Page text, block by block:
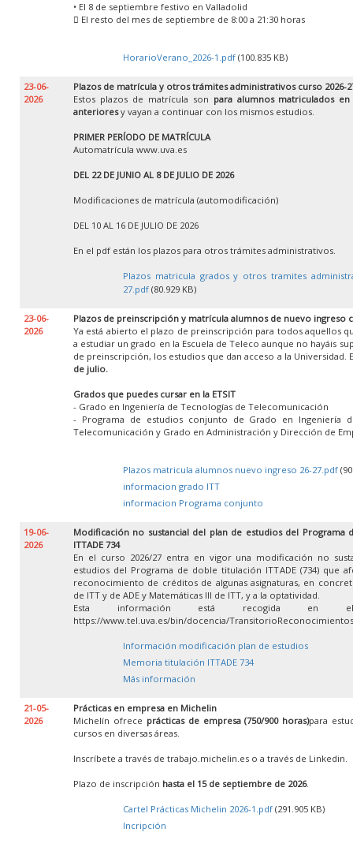
• El 8 de septiembre festivo en Valladolid
 El resto del mes de septiembre de 8:00 a 21:30 horas
HorarioVerano_2026-1.pdf (100.835 KB)
23-06-
2026
Plazos de matrícula y otros trámites administrativos curso 2026-
Estos plazos de matrícula son para alumnos matriculados
anterioresy vayan a continuar con los mismos estudios.
PRIMER PERÍODO DE MATRÍCULA
Automatrícula www.uva.es
DEL 22 DE JUNIO AL 8 DE JULIO DE 2026
Modificaciones de matrícula (automodificación)
DEL 10 AL 16 DE JULIO DE 2026
En el pdf están los plazos para otros trámites administrativos.
Plazos matricula grados y otros tramites
27.pdf (80.929 KB)
23-06-
2026
Plazos de preinscripción y matrícula alumnos de nuevo ingreso
Ya está abierto el plazo de preinscripción para todos aquellos
a estudiar un grado en la Escuela de Teleco aunque no hayáis
de preinscripción, los estudios que dan acceso a la Universidad.
de julio.
Grados que puedes cursar en la ETSIT
- Grado en Ingeniería de Tecnologías de Telecomunicación
- Programa de estudios conjunto de Grado en Ingeniería
Telecomunicación y Grado en Administración y Dirección de
Plazos matricula alumnos nuevo ingreso 26-27.pdf
informacion grado ITT
informacion Programa conjunto
19-06-
2026
Modificación no sustancial del plan de estudios del Programa
ITTADE 734
En el curso 2026/27 entra en vigor una modificación no
estudios del Programa de doble titulación ITTADE (734) que
reconocimiento de créditos de algunas asignaturas, en
de ITT y de ADE y Matemáticas III de ITT, y a la optatividad.
Esta información está recogida en el
https://www.tel.uva.es/bin/docencia/
Información modificación plan de estudios
Memoria titulación ITTADE 734
Más información
21-05-
2026
Prácticas en empresa en Michelin
Michelín ofrece prácticas de empresa (750/900 horas)para
cursos en diversas áreas.
Inscríbete a través de trabajo.michelin.es o a través de Linkedin.
Plazo de inscripción hasta el 15 de septiembre de 2026.
Cartel Prácticas Michelin 2026-1.pdf (291.905 KB)
Incripción